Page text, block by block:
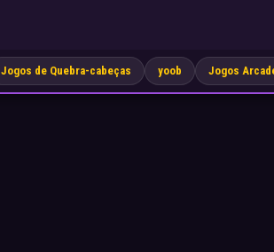
Jogos de Quebra-cabeças yoob Jogos